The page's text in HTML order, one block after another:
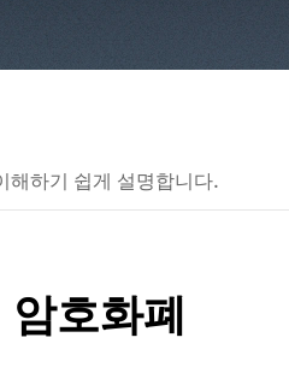
해하기 쉽게 설명합니다.
호화폐